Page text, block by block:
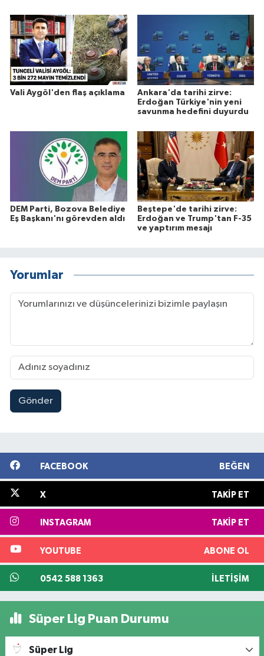
Vali Aygöl'den flaş açıklama
Ankara'da tarihi zirve:
Erdoğan Türkiye'nin yeni
savunma hedefini duyurdu
DEM Parti, Bozova Belediye
Eş Başkanı'nı görevden aldı
Beştepe'de tarihi zirve:
Erdoğan ve Trump'tan F-35
ve yaptırım mesajı
Yorumlar
Gönder
FACEBOOK BEĞEN
X TAKIP ET
INSTAGRAM TAKIP ET
YOUTUBE ABONE OL
0542 588 1363 İLETIŞIM
Süper Lig Puan Durumu
Süper Lig